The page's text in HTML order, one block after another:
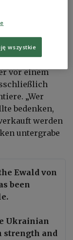
zurück,
im
stehe
überholt […]
vor einem
„Wer
bedenken,
werden
untergrabe
Ewald von
been
Ukrainian
strength and
wszystkie